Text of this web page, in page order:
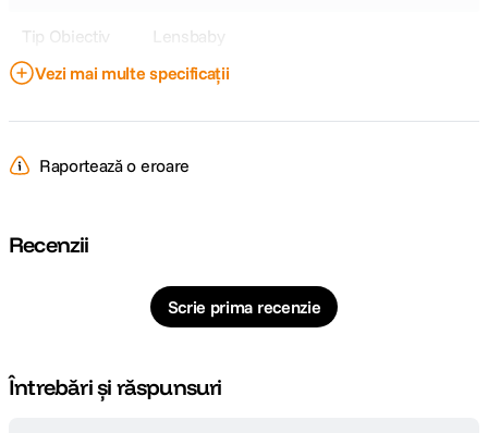
Tip Obiectiv Lensbaby
Obiectiv Fix /
Focala Fixa
12
Vezi mai multe specificații
Raportează o eroare
Recenzii
Scrie prima recenzie
Întrebări și răspunsuri